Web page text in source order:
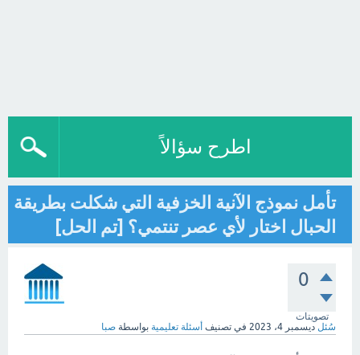
اطرح سؤالاً
تأمل نموذج الآنية الخزفية التي شكلت بطريقة
الحبال اختار لأي عصر تنتمي؟ [تم الحل]
0
تصويتات
سُئل ديسمبر 4، 2023 في تصنيف أسئلة تعليمية بواسطة صبا